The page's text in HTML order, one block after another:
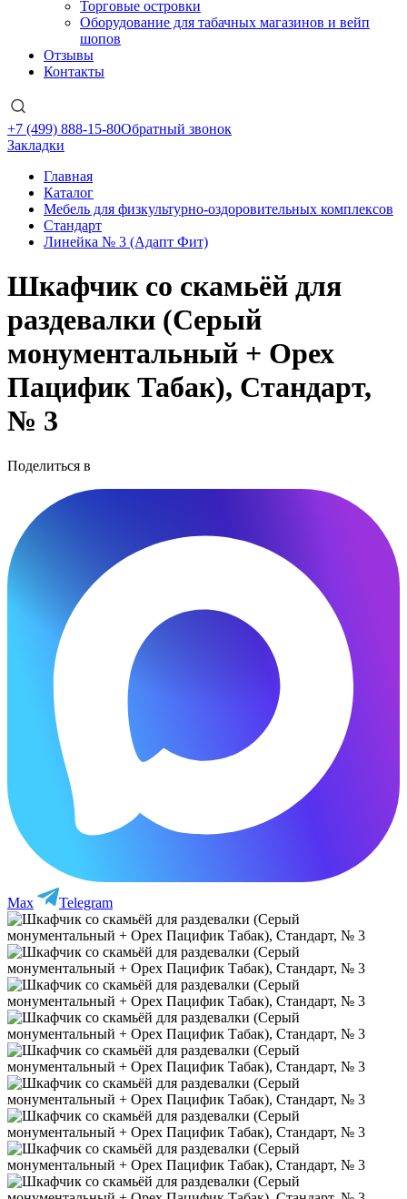
Торговые островки
Оборудование для табачных магазинов и вейп
шопов
Отзывы
Контакты
+7 (499) 888-15-80Обратный звонок
Закладки
Главная
Каталог
Мебель для физкультурно-оздоровительных комплексов
Стандарт
Линейка № 3 (Адапт Фит)
Шкафчик со скамьёй для
раздевалки (Серый
монументальный + Орех
Пацифик Табак), Стандарт,
№ 3
Поделиться в
Max Telegram